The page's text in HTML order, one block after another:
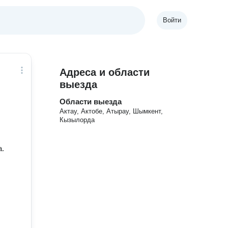
Войти
Адреса и области
выезда
Области выезда
Актау, Актобе, Атырау, Шымкент,
Кызылорда